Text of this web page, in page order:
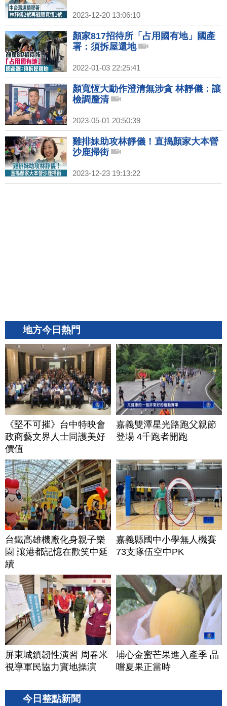
2023-12-20 13:06:10
顏家817招待所「占用國有地」國產
署：須拆屋還地
2022-01-03 22:25:41
顏寬恆大動作澄清無涉貪 林靜儀：讓
檢調釐清
2023-05-01 20:50:39
雞排妹助攻林靜儀！直搗顏家大本營
沙鹿掃街
2023-12-23 19:13:22
地方今日熱門
《堅不可摧》台中特映會
政商藝文界人士同護美好
價值
嘉義雙潭星光路跑父親節
登場 4千跑者開跑
台鐵高雄機廠化身親子樂
園 讓港都記憶在歡笑中延
續
嘉義縣國中小學無人機賽
73支隊伍空中PK
屏東城鎮韌性演習 周春米
視導軍民協力實地操演
埔心金蜜芒果進入產季 品
嚐夏果正當時
今日整點新聞